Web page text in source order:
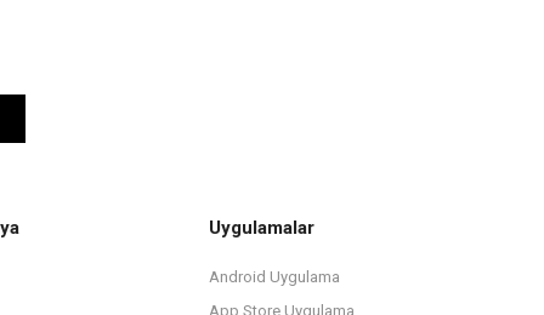
Uygulamalar
Android Uygulama
App Store Uygulama